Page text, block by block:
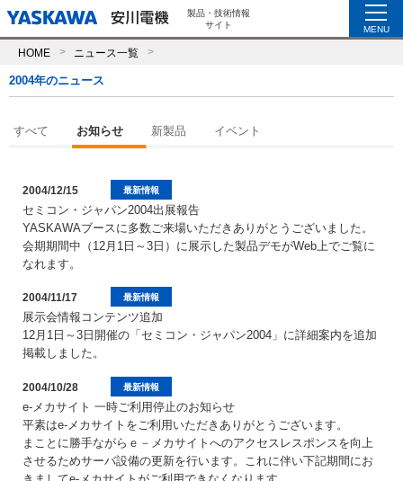
製品・技術情報
サイト
MENU
HOME ニュース一覧
2004年のニュース
すべて お知らせ 新製品 イベント
最新情報
2004/12/15
セミコン・ジャパン2004出展報告
YASKAWAブースに多数ご来場いただきありがとうございました。
会期期間中（12月1日～3日）に展示した製品デモがWeb上でご覧に
なれます。
最新情報
2004/11/17
展示会情報コンテンツ追加
12月1日～3日開催の「セミコン・ジャパン2004」に詳細案内を追加
掲載しました。
最新情報
2004/10/28
e-メカサイト 一時ご利用停止のお知らせ
平素はe-メカサイトをご利用いただきありがとうございます。
まことに勝手ながらｅ－メカサイトへのアクセスレスポンスを向上
させるためサーバ設備の更新を行います。これに伴い下記期間にお